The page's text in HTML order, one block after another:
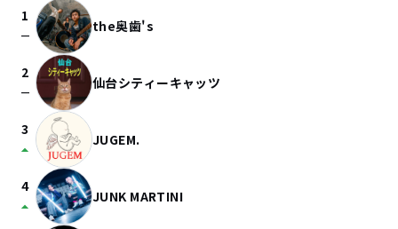
1
check_indeterminate_small the奥歯's
2
check_indeterminate_small 仙台シティーキャッツ
3
arrow_drop_up JUGEM.
4
arrow_drop_up JUNK MARTINI